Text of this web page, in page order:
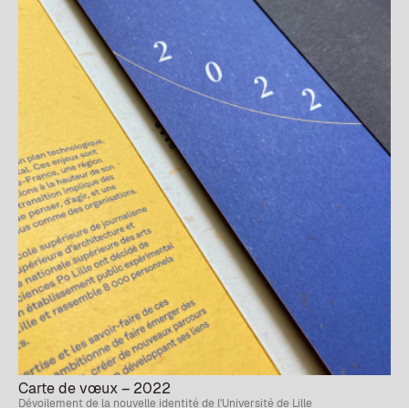
Carte de vœux – 2022
Dévoilement de la nouvelle identité de l'Université de Lille